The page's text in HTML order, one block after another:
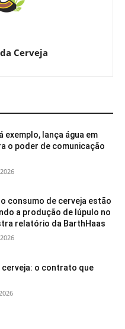
Cerveja
exemplo, lança água em
o poder de comunicação
consumo de cerveja estão
a produção de lúpulo no
relatório da BarthHaas
cerveja: o contrato que